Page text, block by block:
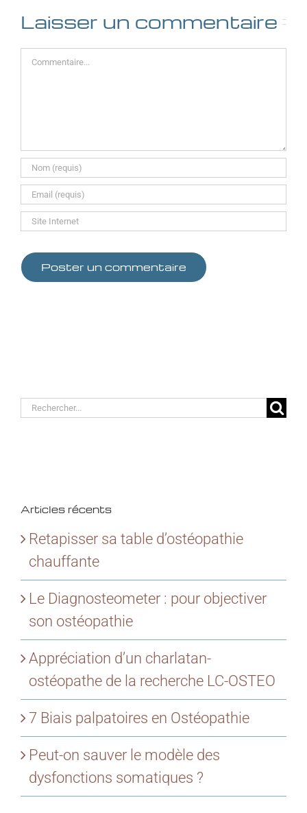
Laisser un commentaire
Commentaire
Rechercher:
Articles récents
Retapisser sa table d’ostéopathie
chauffante
Le Diagnosteometer : pour objectiver
son ostéopathie
Appréciation d’un charlatan-
ostéopathe de la recherche LC-OSTEO
7 Biais palpatoires en Ostéopathie
Peut-on sauver le modèle des
dysfonctions somatiques ?